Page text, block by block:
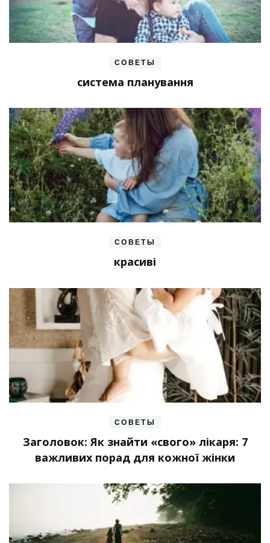
СОВЕТЫ
система планування
СОВЕТЫ
красиві
СОВЕТЫ
Заголовок: Як знайти «свого» лікаря: 7
важливих порад для кожної жінки